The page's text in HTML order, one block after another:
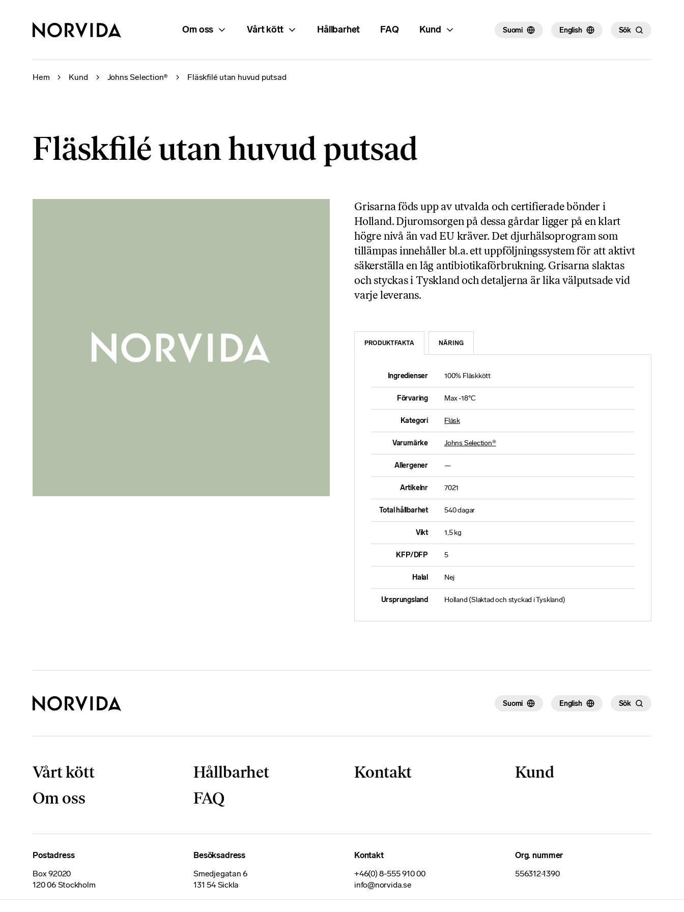
Om oss Vårt kött Hållbarhet FAQ Kund Suomi English Sök
Hem Kund Johns Selection® Fläskfilé utan huvud putsad
Fläskfilé utan huvud putsad
Grisarna föds upp av utvalda och certifierade bönder i
Holland. Djuromsorgen på dessa gårdar ligger på en klart
högre nivå än vad EU kräver. Det djurhälsoprogram som
tillämpas innehåller bl.a. ett uppföljningssystem för att aktivt
säkerställa en låg antibiotikaförbrukning. Grisarna slaktas
och styckas i Tyskland och detaljerna är lika välputsade vid
varje leverans.
PRODUKTFAKTA NÄRING
Ingredienser 100% Fläskkött
Förvaring Max -18°C
Kategori Fläsk
Varumärke Johns Selection®
Allergener —
Artikelnr 7021
Total hållbarhet 540 dagar
Vikt 1,5 kg
KFP/DFP 5
Halal Nej
Ursprungsland Holland (Slaktad och styckad i Tyskland)
Suomi English Sök
Vårt kött Hållbarhet Kontakt
Kund
Om oss
FAQ
Postadress
Box 92020
120 06 Stockholm
Besöksadress
Smedjegatan 6
131 54 Sickla
Kontakt
+46(0) 8-555 910 00
info@norvida.se
Org. nummer
556312-1390